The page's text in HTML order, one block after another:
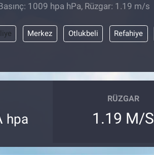
1009 hpa hPa, Rüzgar: 1.19 m/s
Merkez Otlukbeli Refahiye
hpa
RÜZGAR
1.19 M/S